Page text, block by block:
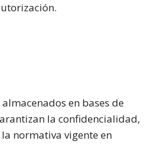
en bases de
la confidencialidad,
normativa vigente en